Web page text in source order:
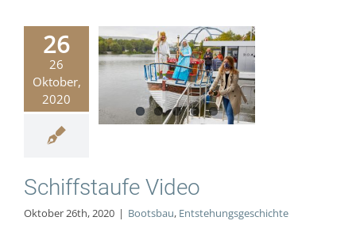
26
26
Oktober,
2020
Video
Schiffstaufe Video
Oktober 26th, 2020 | Bootsbau, Entstehungsgeschichte